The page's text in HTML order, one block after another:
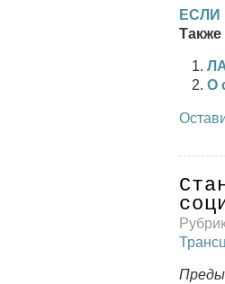
ЕСЛИ
Также
О